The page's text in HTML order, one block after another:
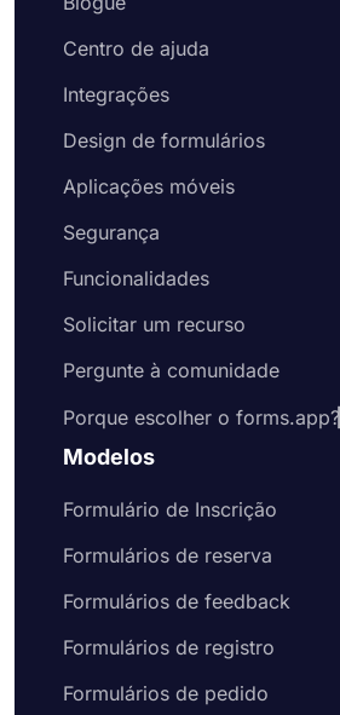
Centro de ajuda
Integrações
Design de formulários
Aplicações móveis
Segurança
Funcionalidades
Solicitar um recurso
Pergunte à comunidade
Porque escolher o forms.app?
Modelos
Formulário de Inscrição
Formulários de reserva
Formulários de feedback
Formulários de registro
Formulários de pedido